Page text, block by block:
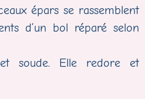
épars se rassemblent
d’un bol réparé selon
soude. Elle redore et